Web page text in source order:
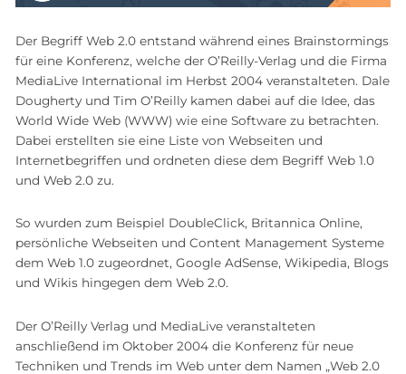
Der Begriff Web 2.0 entstand während eines Brainstormings
für eine Konferenz, welche der O’Reilly-Verlag und die Firma
MediaLive International im Herbst 2004 veranstalteten. Dale
Dougherty und Tim O’Reilly kamen dabei auf die Idee, das
World Wide Web (WWW) wie eine Software zu betrachten.
Dabei erstellten sie eine Liste von Webseiten und
Internetbegriffen und ordneten diese dem Begriff Web 1.0
und Web 2.0 zu.
So wurden zum Beispiel DoubleClick, Britannica Online,
persönliche Webseiten und Content Management Systeme
dem Web 1.0 zugeordnet, Google AdSense, Wikipedia, Blogs
und Wikis hingegen dem Web 2.0.
Der O’Reilly Verlag und MediaLive veranstalteten
anschließend im Oktober 2004 die Konferenz für neue
Techniken und Trends im Web unter dem Namen „Web 2.0